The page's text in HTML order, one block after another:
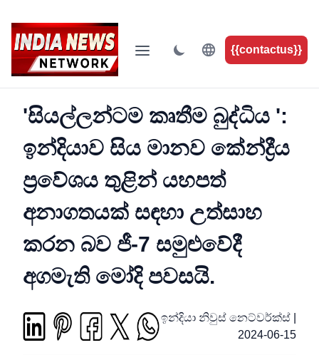
{{contactus}}
'සියල්ලන්ටම කෘතීම බුද්ධිය ':
ඉන්දියාව සිය මානව කේන්ද්‍රීය
ප්‍රවේශය තුළින් යහපත්
අනාගතයක් සඳහා උත්සාහ
කරන බව ජී-7 සමුළුවේදී
අගමැති මෝදි පවසයි.
ඉන්දියා නිවුස් නෙට්වර්ක්ස්
2024-06-15